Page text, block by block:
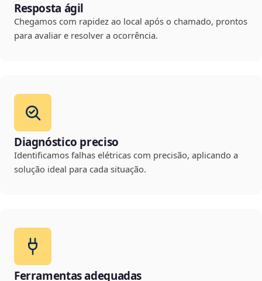
Resposta ágil
Chegamos com rapidez ao local após o chamado, prontos
para avaliar e resolver a ocorrência.
Diagnóstico preciso
Identificamos falhas elétricas com precisão, aplicando a
solução ideal para cada situação.
Ferramentas adequadas